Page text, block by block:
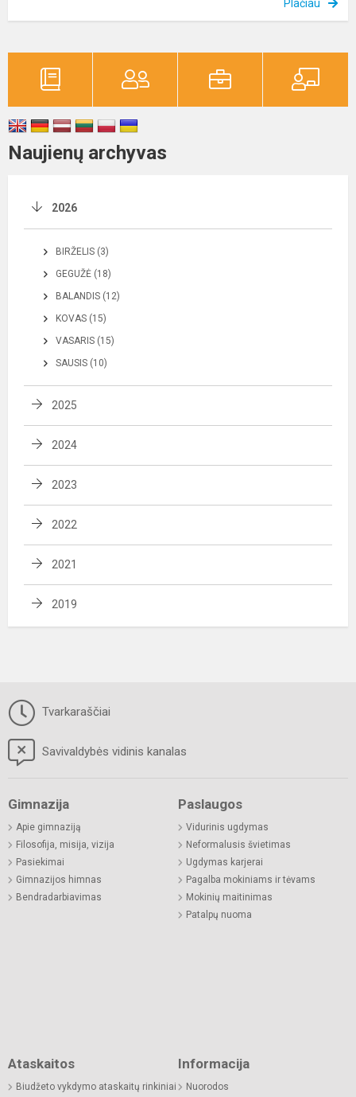
Plačiau
Naujienų archyvas
2026
BIRŽELIS (3)
GEGUŽĖ (18)
BALANDIS (12)
KOVAS (15)
VASARIS (15)
SAUSIS (10)
2025
2024
2023
2022
2021
2019
Tvarkaraščiai
Savivaldybės vidinis kanalas
Gimnazija
Apie gimnaziją
Filosofija, misija, vizija
Pasiekimai
Gimnazijos himnas
Bendradarbiavimas
Paslaugos
Vidurinis ugdymas
Neformalusis švietimas
Ugdymas karjerai
Pagalba mokiniams ir tėvams
Mokinių maitinimas
Patalpų nuoma
Ataskaitos
Biudžeto vykdymo ataskaitų rinkiniai
Informacija
Nuorodos